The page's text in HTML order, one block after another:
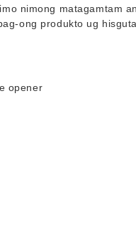
nimong matagamtam
ong produkto ug